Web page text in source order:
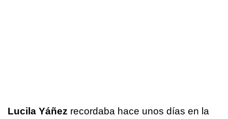
Lucila Yáñez recordaba hace unos días en la